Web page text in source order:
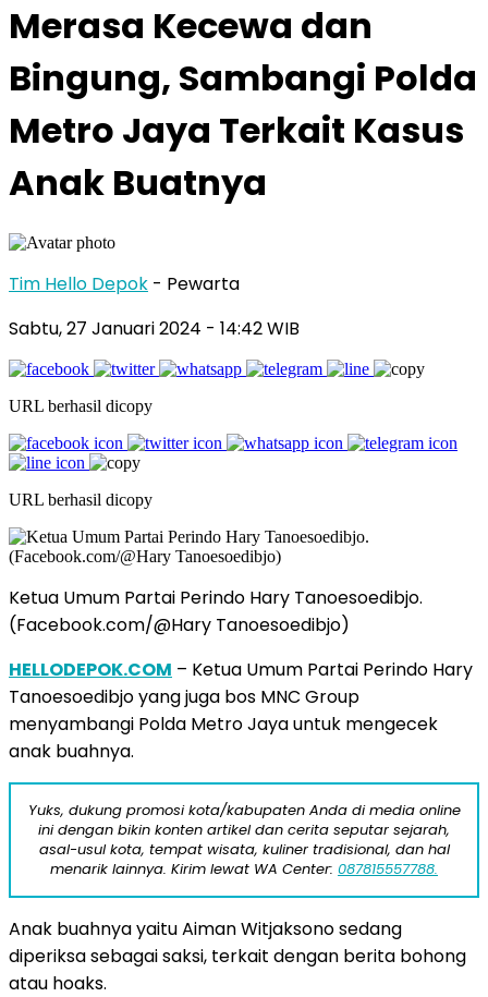
Merasa Kecewa dan
Bingung, Sambangi Polda
Metro Jaya Terkait Kasus
Anak Buatnya
Tim Hello Depok - Pewarta
Sabtu, 27 Januari 2024 - 14:42 WIB
URL berhasil dicopy
URL berhasil dicopy
Ketua Umum Partai Perindo Hary Tanoesoedibjo.
(Facebook.com/@Hary Tanoesoedibjo)
HELLODEPOK.COM – Ketua Umum Partai Perindo Hary
Tanoesoedibjo yang juga bos MNC Group
menyambangi Polda Metro Jaya untuk mengecek
anak buahnya.
Yuks, dukung promosi kota/kabupaten Anda di media online
ini dengan bikin konten artikel dan cerita seputar sejarah,
asal-usul kota, tempat wisata, kuliner tradisional, dan hal
menarik lainnya. Kirim lewat WA Center: 087815557788.
Anak buahnya yaitu Aiman Witjaksono sedang
diperiksa sebagai saksi, terkait dengan berita bohong
atau hoaks.